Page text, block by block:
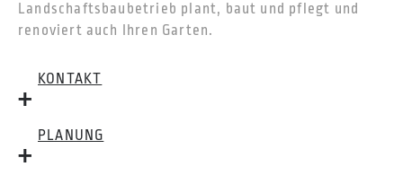
Landschaftsbaubetrieb plant, baut und pflegt und
renoviert auch Ihren Garten.
KONTAKT
PLANUNG